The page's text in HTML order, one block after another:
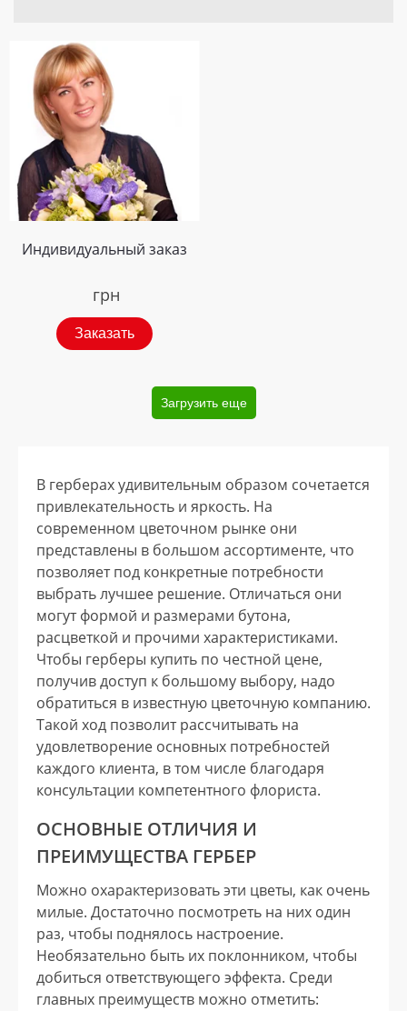
Индивидуальный заказ
грн
Заказать
Загрузить еще
В герберах удивительным образом сочетается
привлекательность и яркость. На
современном цветочном рынке они
представлены в большом ассортименте, что
позволяет под конкретные потребности
выбрать лучшее решение. Отличаться они
могут формой и размерами бутона,
расцветкой и прочими характеристиками.
Чтобы герберы купить по честной цене,
получив доступ к большому выбору, надо
обратиться в известную цветочную компанию.
Такой ход позволит рассчитывать на
удовлетворение основных потребностей
каждого клиента, в том числе благодаря
консультации компетентного флориста.
ОСНОВНЫЕ ОТЛИЧИЯ И
ПРЕИМУЩЕСТВА ГЕРБЕР
Можно охарактеризовать эти цветы, как очень
милые. Достаточно посмотреть на них один
раз, чтобы поднялось настроение.
Необязательно быть их поклонником, чтобы
добиться ответствующего эффекта. Среди
главных преимуществ можно отметить: